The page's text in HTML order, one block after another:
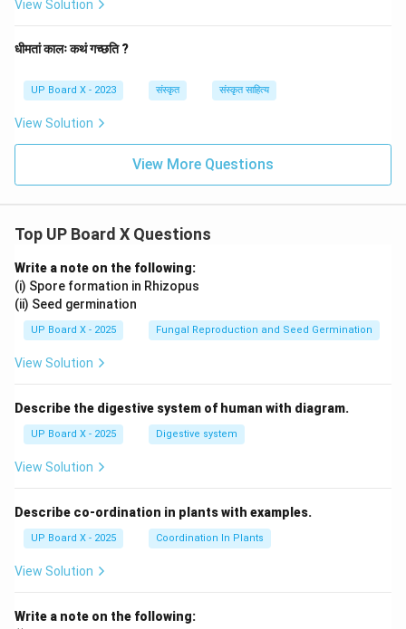
View Solution
धीमतां कालः कथं गच्छति ?
UP Board X - 2023 संस्कृत संस्कृत साहित्य
View Solution
View More Questions
Top UP Board X Questions
Write a note on the following:
(i) Spore formation in Rhizopus
(ii) Seed germination
UP Board X - 2025 Fungal Reproduction and Seed Germination
View Solution
Describe the digestive system of human with diagram.
UP Board X - 2025 Digestive system
View Solution
Describe co-ordination in plants with examples.
UP Board X - 2025 Coordination In Plants
View Solution
Write a note on the following: